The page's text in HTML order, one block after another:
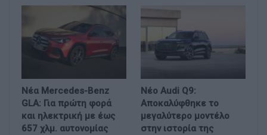
Νέα Mercedes-Benz
GLA: Για πρώτη φορά
και ηλεκτρική με έως
657 χλμ. αυτονομίας
Νέο Audi Q9:
Αποκαλύφθηκε το
μεγαλύτερο μοντέλο
στην ιστορία της